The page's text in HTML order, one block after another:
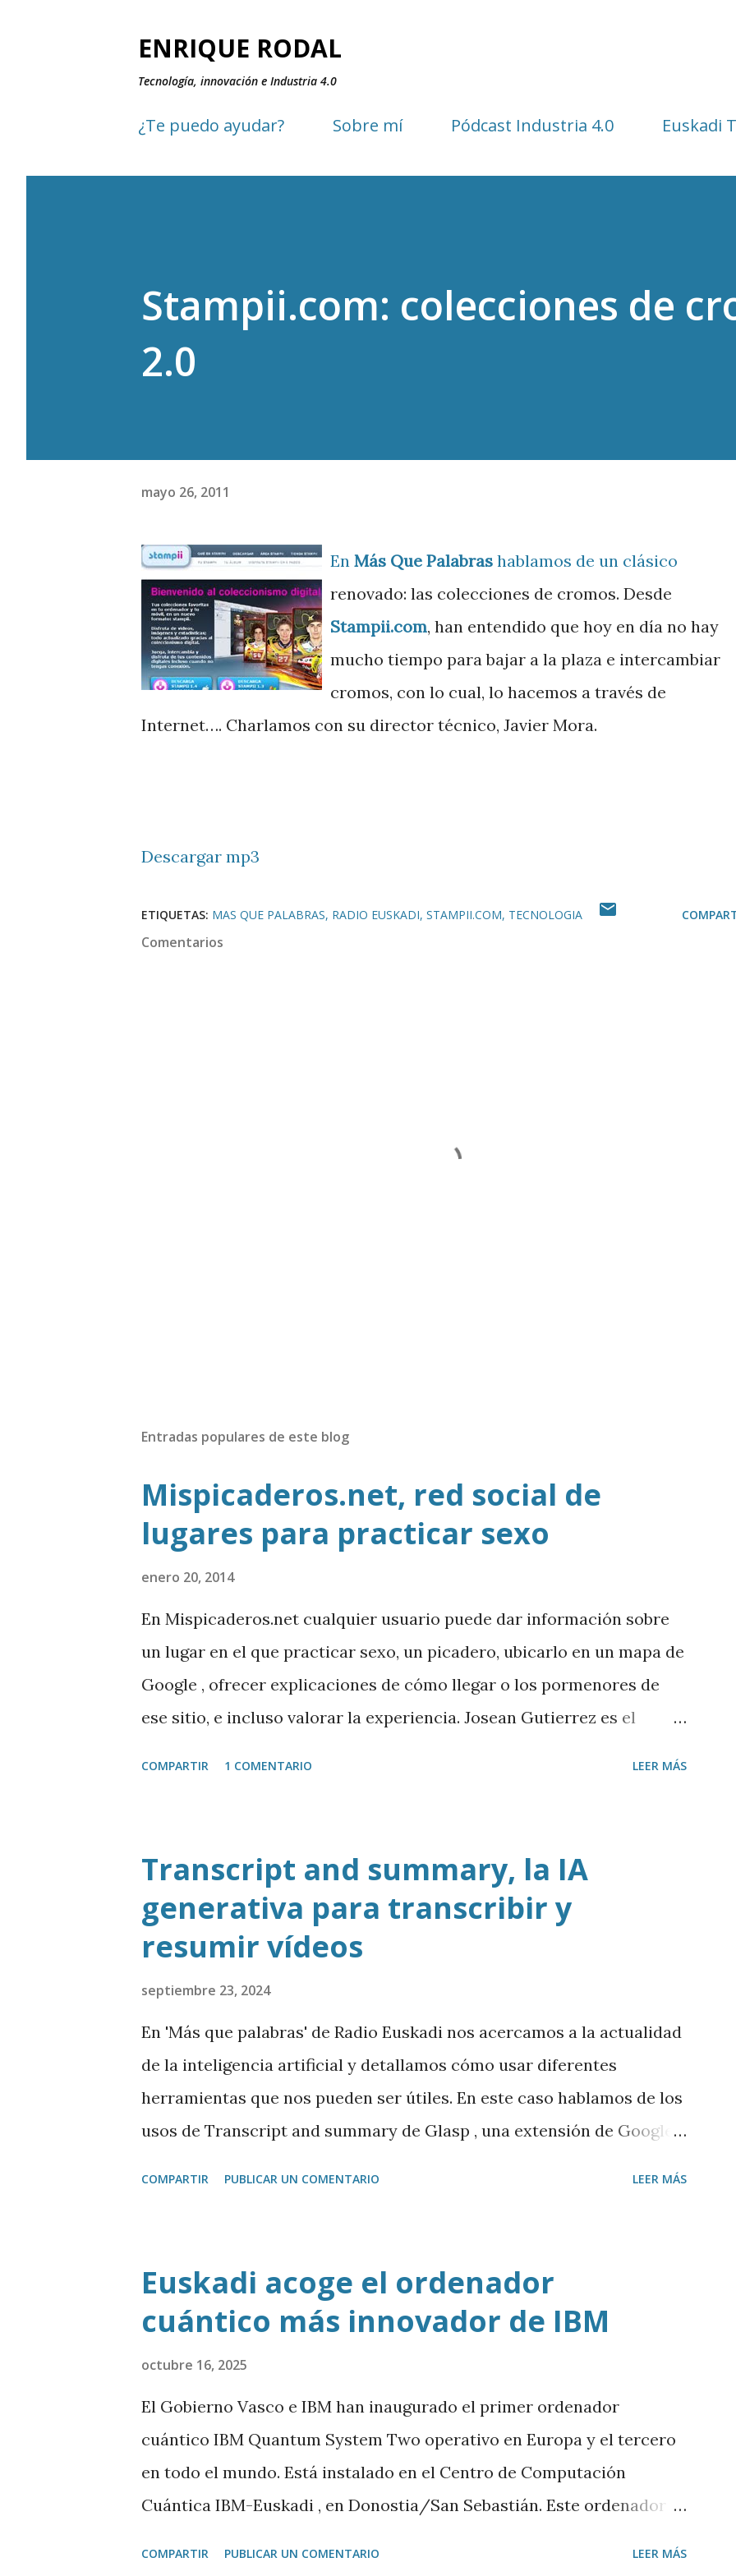
ENRIQUE RODAL
Tecnología, innovación e Industria 4.0
¿Te puedo ayudar? Sobre mí Pódcast Industria 4.0 Euskadi
Stampii.com: colecciones de
2.0
mayo 26, 2011
En Más Que Palabras hablamos de un clásico
renovado: las colecciones de cromos. Desde
Stampii.com, han entendido que hoy en día no hay
mucho tiempo para bajar a la plaza e intercambiar
cromos, con lo cual, lo hacemos a través de
Internet…. Charlamos con su director técnico, Javier Mora.
Descargar mp3
ETIQUETAS: MAS QUE PALABRAS RADIO EUSKADI STAMPII.COM TECNOLOGIA
Comentarios
Entradas populares de este blog
Mispicaderos.net, red social de
lugares para practicar sexo
enero 20, 2014
En Mispicaderos.net cualquier usuario puede dar información sobre
un lugar en el que practicar sexo, un picadero, ubicarlo en un mapa de
Google , ofrecer explicaciones de cómo llegar o los pormenores de
ese sitio, e incluso valorar la experiencia. Josean Gutierrez es el
COMPARTIR 1 COMENTARIO LEER MÁS
Transcript and summary, la IA
generativa para transcribir y
resumir vídeos
septiembre 23, 2024
En 'Más que palabras' de Radio Euskadi nos acercamos a la actualidad
de la inteligencia artificial y detallamos cómo usar diferentes
herramientas que nos pueden ser útiles. En este caso hablamos de los
usos de Transcript and summary de Glasp , una extensión de Google
COMPARTIR PUBLICAR UN COMENTARIO LEER MÁS
Euskadi acoge el ordenador
cuántico más innovador de IBM
octubre 16, 2025
El Gobierno Vasco e IBM han inaugurado el primer ordenador
cuántico IBM Quantum System Two operativo en Europa y el tercero
en todo el mundo. Está instalado en el Centro de Computación
Cuántica IBM-Euskadi , en Donostia/San Sebastián. Este ordenador
COMPARTIR PUBLICAR UN COMENTARIO LEER MÁS